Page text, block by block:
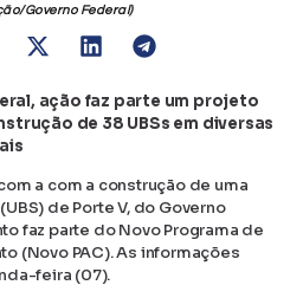
Governo Federal)
ação faz parte um projeto
de 38 UBSs em diversas
a com a construção de uma
de Porte V, do Governo
faz parte do Novo Programa de
(Novo PAC). As informações
feira (07).